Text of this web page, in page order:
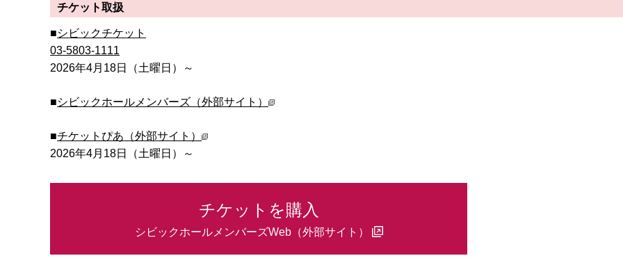
チケット取扱
■シビックチケット
03-5803-1111
2026年4月18日
（土曜日） ～
■シビックホールメンバーズ（外部サイト）
■チケットぴあ（外部サイト）
2026年4月18日
（土曜日） ～
チケットを購入
シビックホールメンバーズWeb（外部サイト）